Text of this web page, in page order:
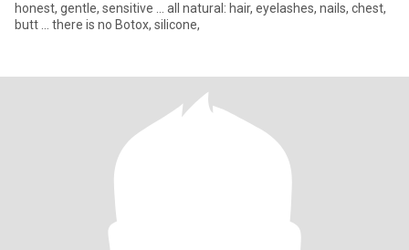
honest, gentle, sensitive ... all natural: hair, eyelashes, nails, chest,
butt ... there is no Botox, silicone,